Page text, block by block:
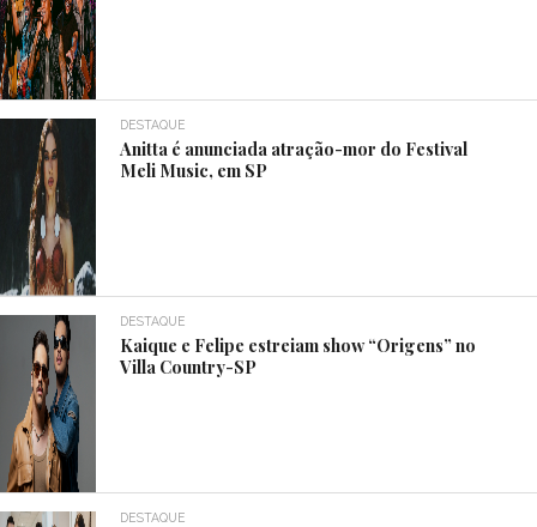
DESTAQUE
Anitta é anunciada atração-mor do Festival
Meli Music, em SP
DESTAQUE
Kaique e Felipe estreiam show “Origens” no
Villa Country-SP
DESTAQUE